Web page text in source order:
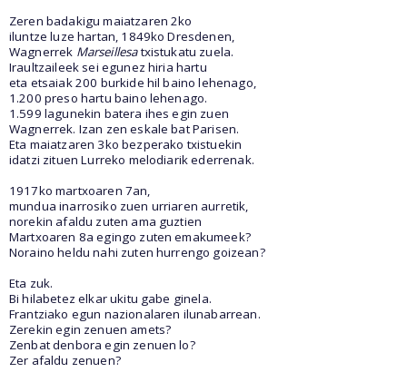
Zeren badakigu maiatzaren 2ko
iluntze luze hartan, 1849ko Dresdenen,
Wagnerrek Marseillesatxistukatu zuela.
Iraultzaileek sei egunez hiria hartu
eta etsaiak 200 burkide hil baino lehenago,
1.200 preso hartu baino lehenago.
1.599 lagunekin batera ihes egin zuen
Wagnerrek. Izan zen eskale bat Parisen.
Eta maiatzaren 3ko bezperako txistuekin
idatzi zituen Lurreko melodiarik ederrenak.
1917ko martxoaren 7an,
mundua inarrosiko zuen urriaren aurretik,
norekin afaldu zuten ama guztien
Martxoaren 8a egingo zuten emakumeek?
Noraino heldu nahi zuten hurrengo goizean?
Eta zuk.
Bi hilabetez elkar ukitu gabe ginela.
Frantziako egun nazionalaren ilunabarrean.
Zerekin egin zenuen amets?
Zenbat denbora egin zenuen lo?
Zer afaldu zenuen?